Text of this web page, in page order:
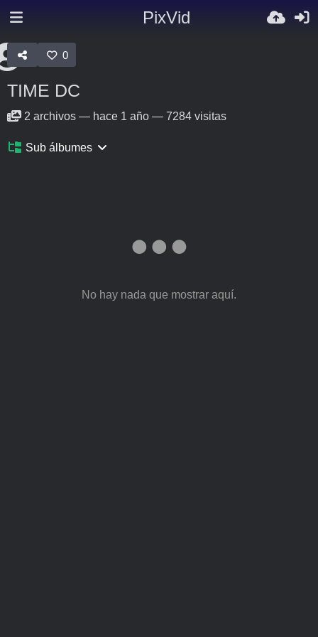
PixVid
0
TIME DC
2 archivos — hace 1 año — 7284 visitas
Sub álbumes
No hay nada que mostrar aquí.